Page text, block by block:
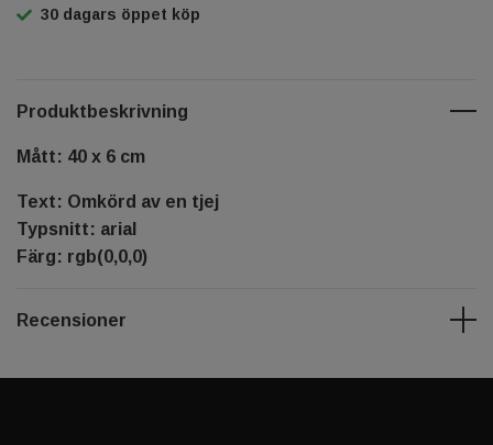
30 dagars öppet köp
Produktbeskrivning
Mått: 40 x 6 cm
Text: Omkörd av en tjej
Typsnitt: arial
Färg: rgb(0,0,0)
Recensioner